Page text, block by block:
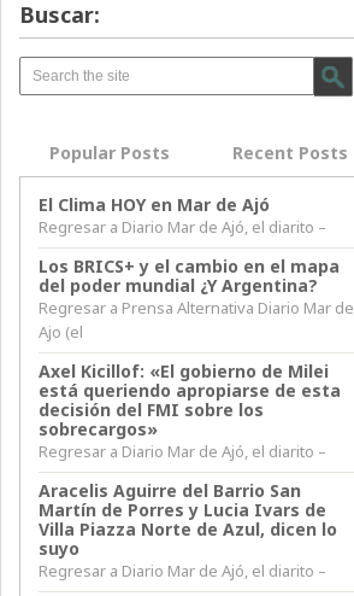
Buscar:
Popular Posts Recent Posts
El Clima HOY en Mar de Ajó
Regresar a Diario Mar de Ajó, el diarito –
Los BRICS+ y el cambio en el mapa
del poder mundial ¿Y Argentina?
Regresar a Prensa Alternativa Diario Mar de
Ajo (el
Axel Kicillof: «El gobierno de Milei
está queriendo apropiarse de esta
decisión del FMI sobre los
sobrecargos»
Regresar a Diario Mar de Ajó, el diarito –
Aracelis Aguirre del Barrio San
Martín de Porres y Lucia Ivars de
Villa Piazza Norte de Azul, dicen lo
suyo
Regresar a Diario Mar de Ajó, el diarito –